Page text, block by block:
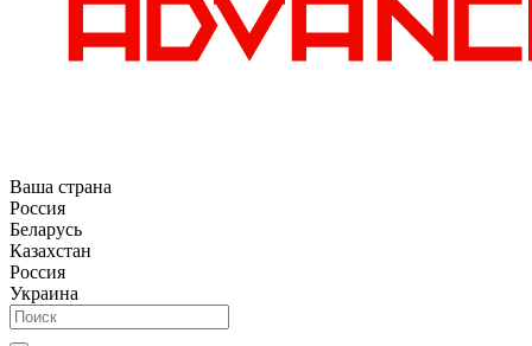
Ваша страна
Россия
Беларусь
Казахстан
Россия
Украина